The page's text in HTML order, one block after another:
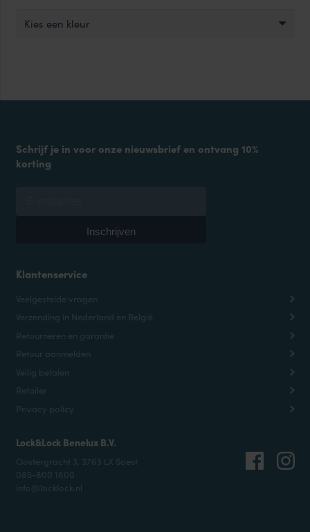
Kies een kleur
Klantenservice
Veelgestelde vragen
Verzending in Nederland en België
Retourneren en garantie
Retour aanmelden
Veilig betalen
Retailer
Privacy policy
Lock&Lock Benelux B.V.
Oostergracht 3, 3763 LX Soest
085-800 1800
info@locklock.nl
Schrijf je in voor onze nieuwsbrief en ontvang 10%
korting